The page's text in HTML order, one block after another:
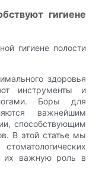
гигиене
гигиене полости
здоровья
инструменты и
Боры для
важнейшим
способствующим
В этой статье мы
их важную роль в